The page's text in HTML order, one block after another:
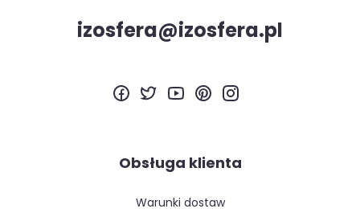
izosfera@izosfera.pl
Obsługa klienta
warunki dostaw